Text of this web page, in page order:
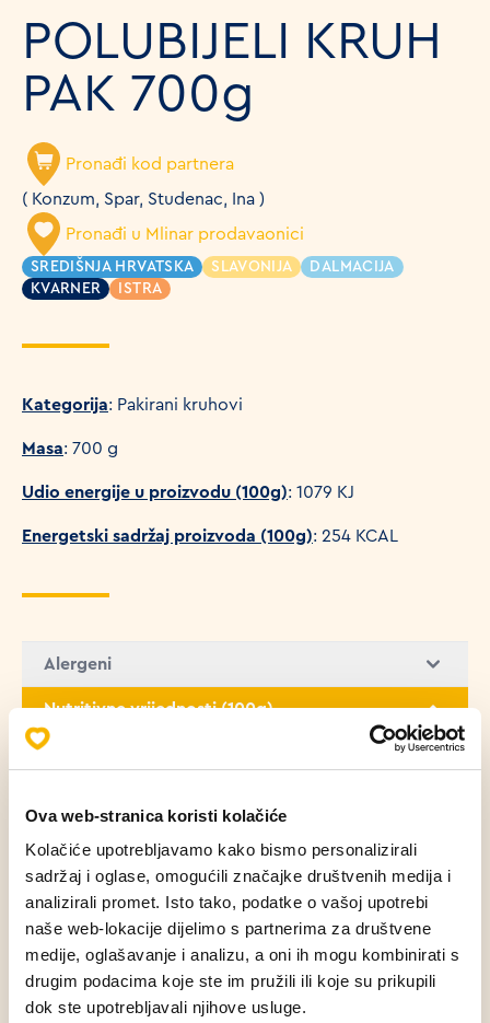
Ova web-stranica koristi kolačiće
Kolačiće upotrebljavamo kako bismo personalizirali
sadržaj i oglase, omogućili značajke društvenih medija i
analizirali promet. Isto tako, podatke o vašoj upotrebi
naše web-lokacije dijelimo s partnerima za društvene
medije, oglašavanje i analizu, a oni ih mogu kombinirati s
drugim podacima koje ste im pružili ili koje su prikupili
dok ste upotrebljavali njihove usluge.
POLUBIJELI KRUH
PAK 700g
Pronađi kod partnera
( Konzum, Spar, Studenac, Ina )
Pronađi u Mlinar prodavaonici
SREDIŠNJA HRVATSKA SLAVONIJA
DALMACIJA
KVARNER
ISTRA
Kategorija: Pakirani kruhovi
Masa: 700 g
Udio energije u proizvodu (100g): 1079 KJ
Energetski sadržaj proizvoda (100g): 254 KCAL
Alergeni
Nutritivne vrijednosti (100g)
Zasićene masne kiseline
Ugljikohidrati
Bjelančevine 9.73 g
Sol